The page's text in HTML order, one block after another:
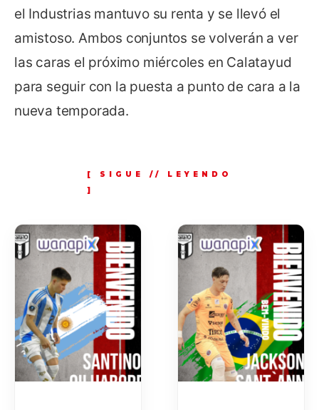
el Industrias mantuvo su renta y se llevó el
amistoso. Ambos conjuntos se volverán a ver
las caras el próximo miércoles en Calatayud
para seguir con la puesta a punto de cara a la
nueva temporada.